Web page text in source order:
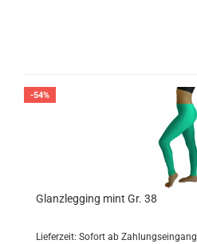
-54%
Glanzlegging mint Gr. 38
Lieferzeit: Sofort ab Zahlungseingang